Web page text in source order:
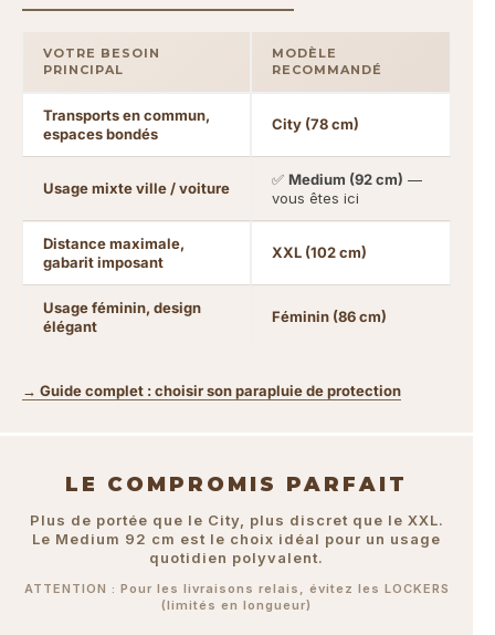
VOTRE BESOIN
PRINCIPAL
MODÈLE
RECOMMANDÉ
Transports en commun,
espaces bondés
City (78 cm)
Usage mixte ville / voiture ✅ Medium (92 cm) —
vous êtes ici
Distance maximale,
gabarit imposant
XXL (102 cm)
Usage féminin, design
élégant
Féminin (86 cm)
→ Guide complet : choisir son parapluie de protection
LE COMPROMIS PARFAIT
Plus de portée que le City, plus discret que le XXL.
Le Medium 92 cm est le choix idéal pour un usage
quotidien polyvalent.
ATTENTION : Pour les livraisons relais, évitez les LOCKERS
(limités en longueur)